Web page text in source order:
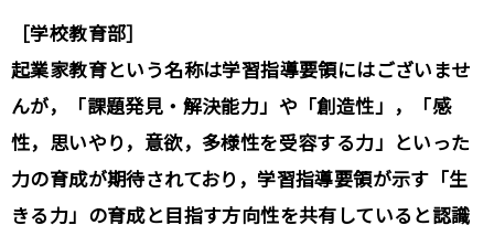
［学校教育部］
起業家教育という名称は学習指導要領にはございませ
んが，「課題発見・解決能力」や「創造性」，「感
性，思いやり，意欲，多様性を受容する力」といった
力の育成が期待されており，学習指導要領が示す「生
きる力」の育成と目指す方向性を共有していると認識